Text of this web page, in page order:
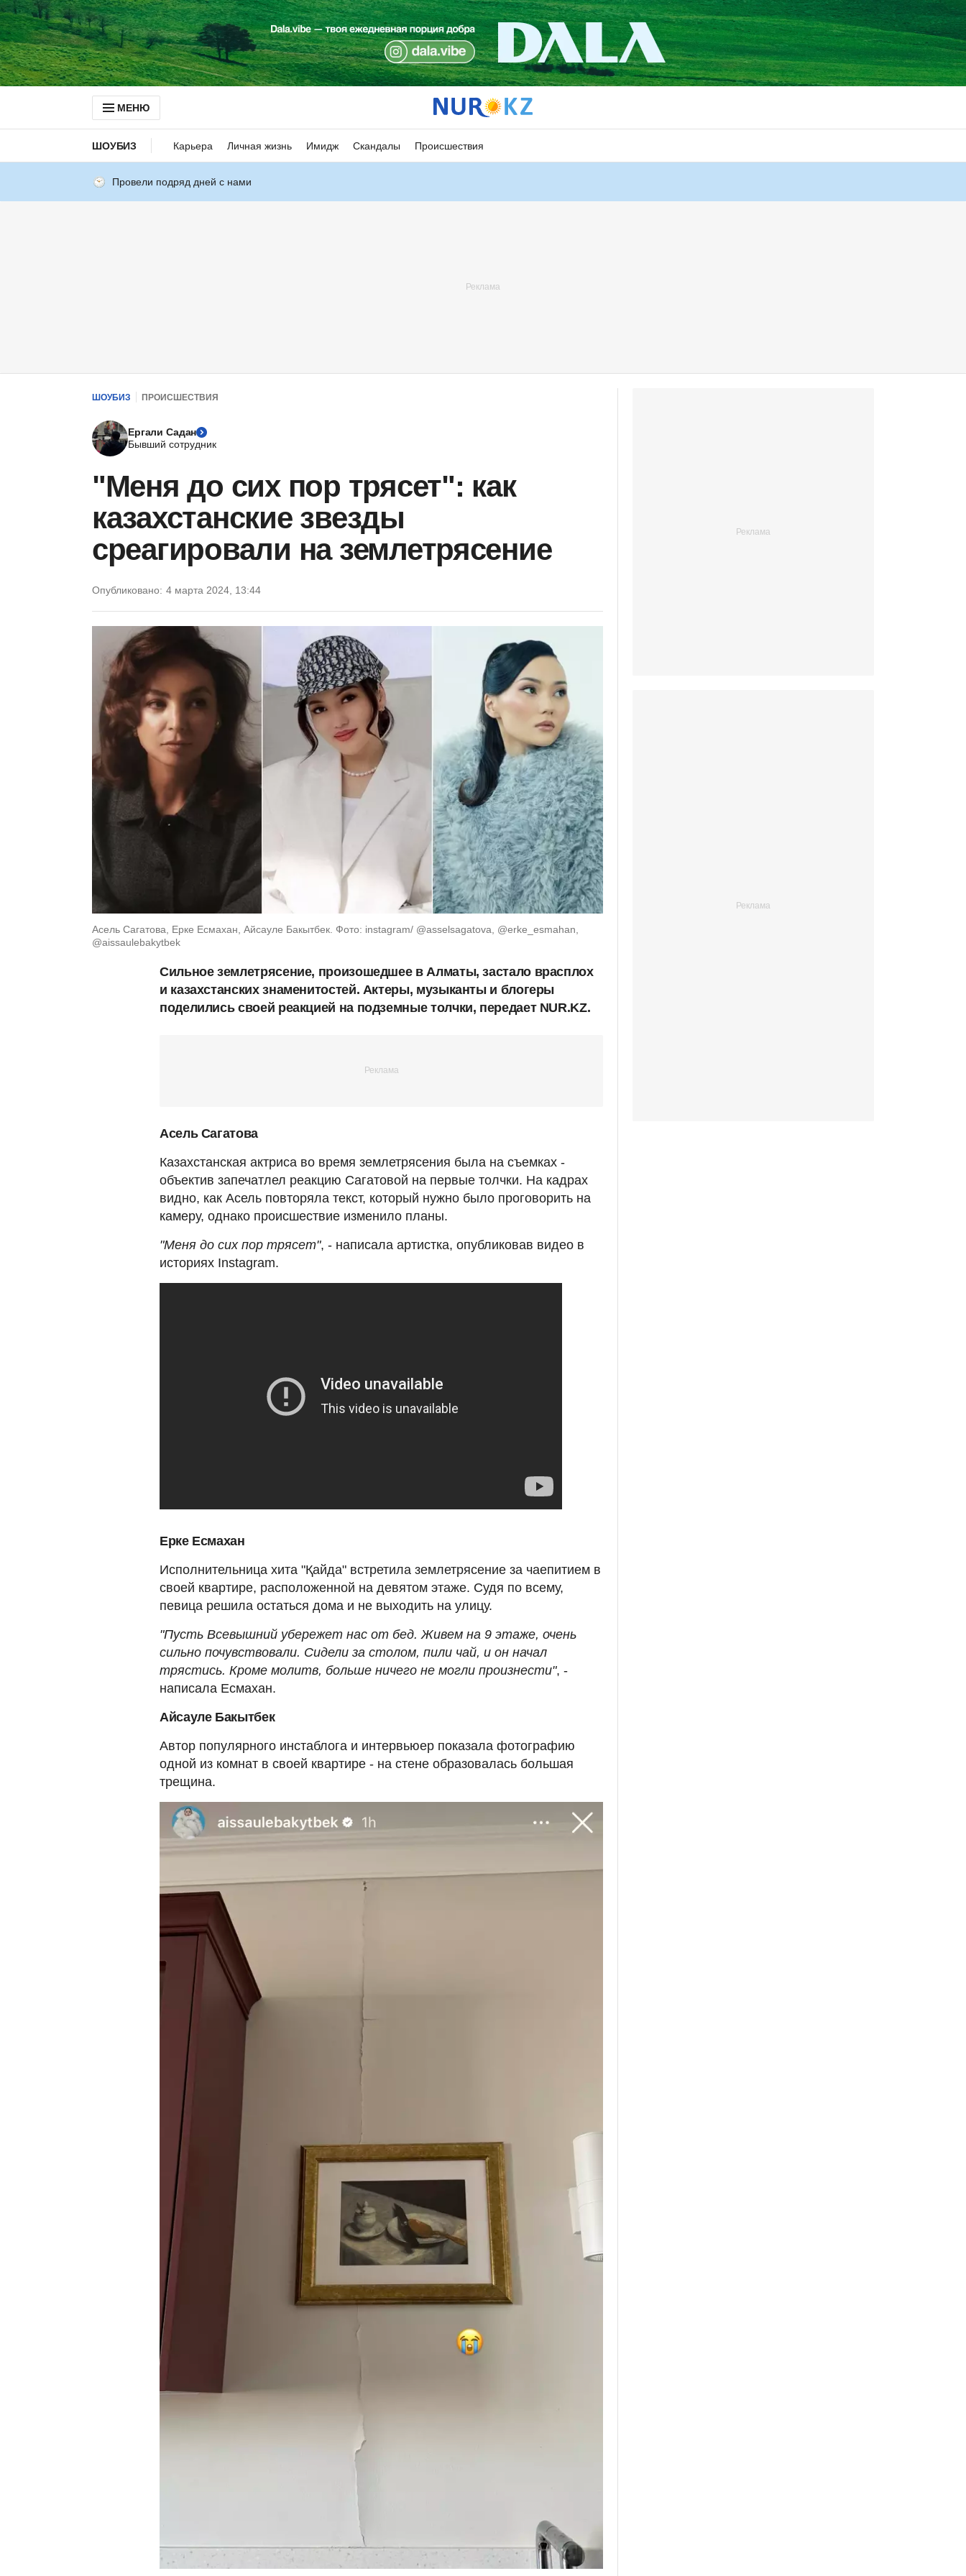
МЕНЮ
ШОУБИЗ Карьера Личная жизнь Имидж Скандалы Происшествия
Провели подряд дней с нами
ШОУБИЗ ПРОИСШЕСТВИЯ
Ергали Садан
Бывший сотрудник
"Меня до сих пор трясет": как
казахстанские звезды
среагировали на землетрясение
Опубликовано: 4 марта 2024, 13:44
Асель Сагатова, Ерке Есмахан, Айсауле Бакытбек. Фото: instagram/ @asselsagatova, @erke_esmahan,
@aissaulebakytbek
Сильное землетрясение, произошедшее в Алматы, застало врасплох
и казахстанских знаменитостей. Актеры, музыканты и блогеры
поделились своей реакцией на подземные толчки, передает NUR.KZ.
Асель Сагатова
Казахстанская актриса во время землетрясения была на съемках -
объектив запечатлел реакцию Сагатовой на первые толчки. На кадрах
видно, как Асель повторяла текст, который нужно было проговорить на
камеру, однако происшествие изменило планы.
"Меня до сих пор трясет", - написала артистка, опубликовав видео в
историях Instagram.
Ерке Есмахан
Исполнительница хита "Қайда" встретила землетрясение за чаепитием в
своей квартире, расположенной на девятом этаже. Судя по всему,
певица решила остаться дома и не выходить на улицу.
"Пусть Всевышний убережет нас от бед. Живем на 9 этаже, очень
сильно почувствовали. Сидели за столом, пили чай, и он начал
трястись. Кроме молитв, больше ничего не могли произнести", -
написала Есмахан.
Айсауле Бакытбек
Автор популярного инстаблога и интервьюер показала фотографию
одной из комнат в своей квартире - на стене образовалась большая
трещина.